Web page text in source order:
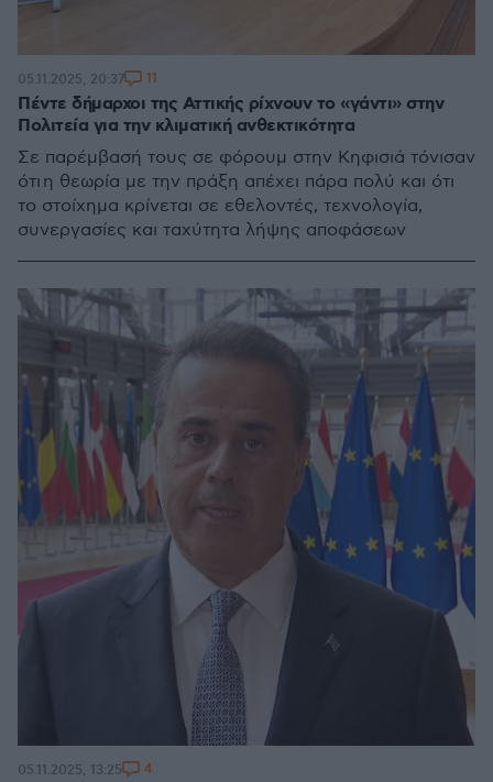
Πέντε δήμαρχοι της Αττικής ρίχνουν το «γάντι» στην
Πολιτεία για την κλιματική ανθεκτικότητα
Σε παρέμβασή τους σε φόρουμ στην Κηφισιά τόνισαν
ότι η θεωρία με την πράξη απέχει πάρα πολύ και ότι
το στοίχημα κρίνεται σε εθελοντές, τεχνολογία,
συνεργασίες και ταχύτητα λήψης αποφάσεων
05.11.2025, 20:37 11
05.11.2025, 13:25 4